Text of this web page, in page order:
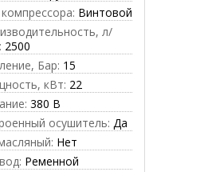
Винтовой
л/
2500
Бар: 15
кВт: 22
380 В
осушитель: Да
Нет
Ременной